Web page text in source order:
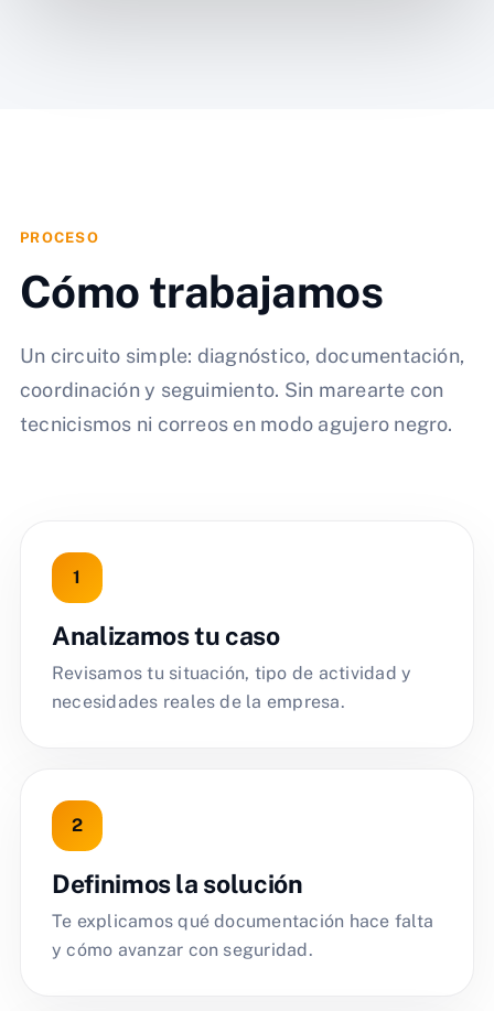
PROCESO
Cómo trabajamos
Un circuito simple: diagnóstico, documentación,
coordinación y seguimiento. Sin marearte con
tecnicismos ni correos en modo agujero negro.
Analizamos tu caso
Revisamos tu situación, tipo de actividad y
necesidades reales de la empresa.
Definimos la solución
Te explicamos qué documentación hace falta
y cómo avanzar con seguridad.